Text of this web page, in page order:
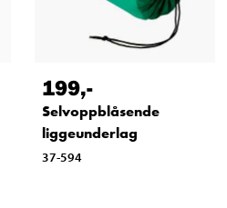
199,-
Selvoppblåsende
liggeunderlag
37-594